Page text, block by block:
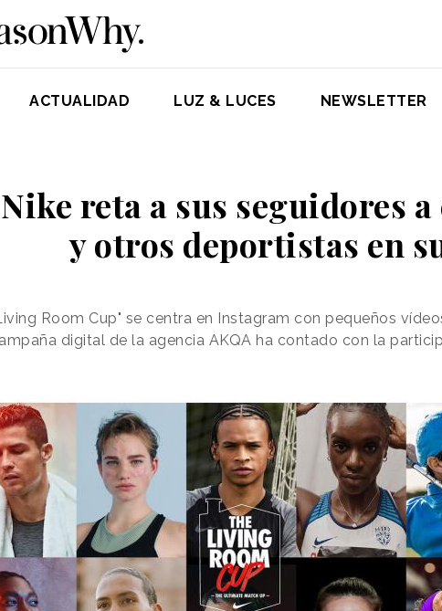
ACTUALIDAD LUZ & LUCES NEWSLETTER
Nike reta a sus seguidores
y otros deportistas en
Room Cup" se centra en Instagram con pequeños
digital de la agencia AKQA ha contado con la